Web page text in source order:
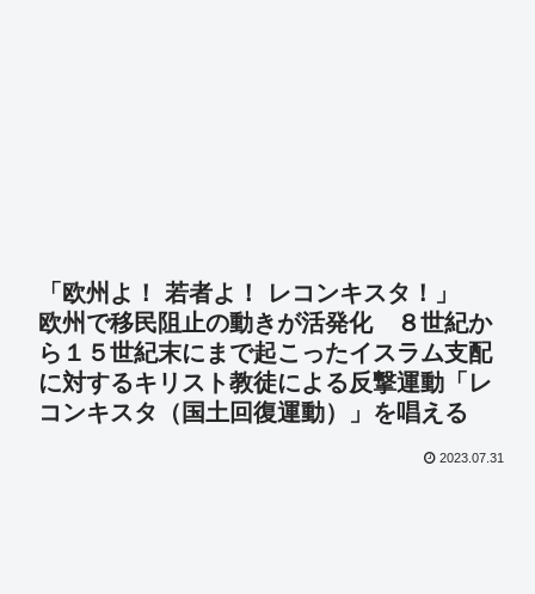
「欧州よ！ 若者よ！ レコンキスタ！」
欧州で移民阻止の動きが活発化 ８世紀か
ら１５世紀末にまで起こったイスラム支配
に対するキリスト教徒による反撃運動「レ
コンキスタ（国土回復運動）」を唱える
2023.07.31